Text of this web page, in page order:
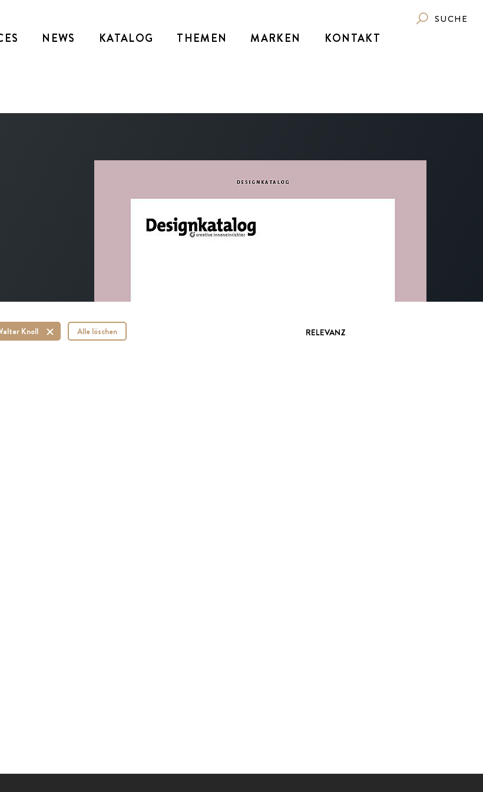
NEWS KATALOG THEMEN MARKEN KONTAKT
SUCHE
Knoll Alle löschen RELEVANZ